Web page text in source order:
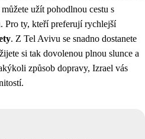
užít pohodlnou cestu s
Pro ty, kteří preferují rychlejší
. Z Tel Avivu se snadno dostanete
si tak dovolenou plnou slunce a
způsob dopravy, Izrael vás